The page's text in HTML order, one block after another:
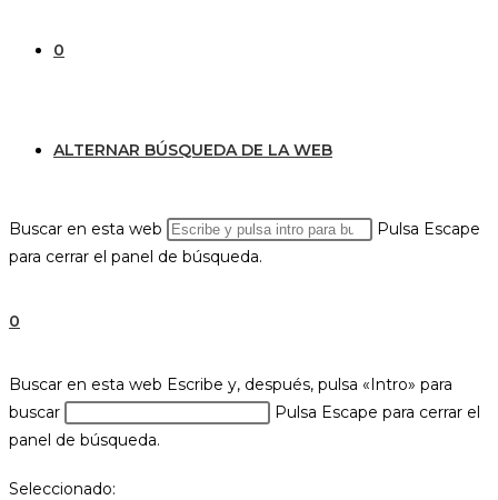
0
ALTERNAR BÚSQUEDA DE LA WEB
Buscar en esta web
Pulsa Escape
para cerrar el panel de búsqueda.
0
Buscar en esta web Escribe y, después, pulsa «Intro» para
buscar
Pulsa Escape para cerrar el
panel de búsqueda.
Seleccionado: